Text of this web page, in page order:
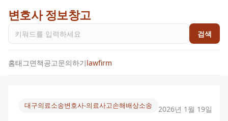
변호사 정보창고
검색
홈태그면책공고문의하기lawfirm
대구의료소송변호사-의료사고손해배상소송 2026년 1월 19일